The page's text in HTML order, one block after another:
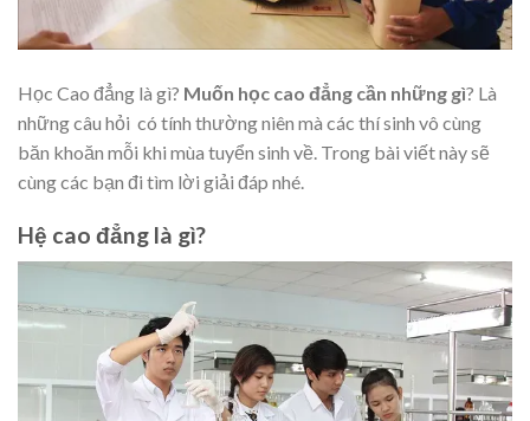
Học Cao đẳng là gì? Muốn học cao đẳng cần những gì? Là
những câu hỏi có tính thường niên mà các thí sinh vô cùng
băn khoăn mỗi khi mùa tuyển sinh về. Trong bài viết này sẽ
cùng các bạn đi tìm lời giải đáp nhé.
Hệ cao đẳng là gì?